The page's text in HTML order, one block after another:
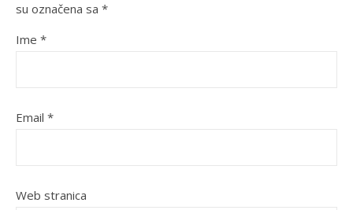
su označena sa *
Ime *
Email *
Web stranica